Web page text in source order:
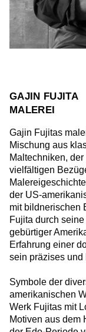
GAJIN FUJITA
MALEREI
Gajin Fujitas
Mischung aus
Maltechniken,
vielfältigen
der US-
mit bildnerischen
Fujita durch
gebürtiger
Erfahrung einer
sein präzises und
Symbole der
amerikanischen
Werk Fujitas mit
Motiven aus dem